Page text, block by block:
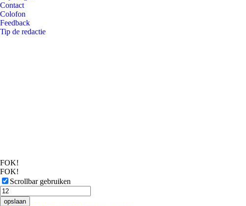
Contact
Colofon
Feedback
Tip de redactie
FOK!
FOK!
Scrollbar gebruiken
opslaan